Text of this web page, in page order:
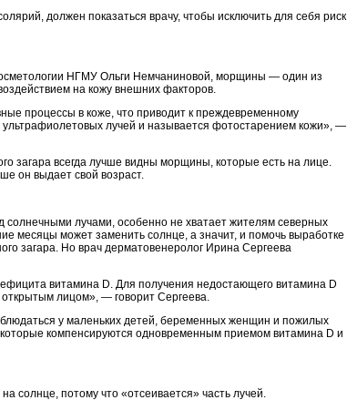
должен показаться врачу, чтобы исключить для себя риск
НГМУ Ольги Немчаниновой, морщины — один из
на кожу внешних факторов.
процессы в коже, что приводит к преждевременному
лучей и называется фотостарением кожи», —
загара всегда лучше видны морщины, которые есть на лице.
он выдает свой возраст.
лучами, особенно не хватает жителям северных
месяцы может заменить солнце, а значит, и помочь выработке
загара. Но врач дерматовенеролог Ирина Сергеева
витамина D. Для получения недостающего витамина D
лицом», — говорит Сергеева.
у маленьких детей, беременных женщин и пожилых
компенсируются одновременным приемом витамина D и
солнце, потому что «отсеивается» часть лучей.